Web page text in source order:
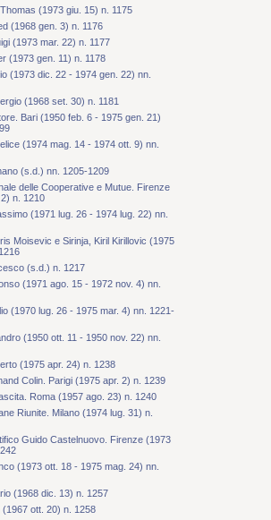
(1973 giu. 15) n. 1175
(1968 gen. 3) n. 1176
(1973 mar. 22) n. 1177
(1973 gen. 11) n. 1178
(1973 dic. 22 - 1974 gen. 22) nn.
(1968 set. 30) n. 1181
Bari (1950 feb. 6 - 1975 gen. 21)
(1974 mag. 14 - 1974 ott. 9) nn.
(s.d.) nn. 1205-1209
delle Cooperative e Mutue. Firenze
n. 1210
(1971 lug. 26 - 1974 lug. 22) nn.
Moisevic e Sirinja, Kiril Kirillovic (1975
(s.d.) n. 1217
(1971 ago. 15 - 1972 nov. 4) nn.
(1970 lug. 26 - 1975 mar. 4) nn. 1221-
(1950 ott. 11 - 1950 nov. 22) nn.
(1975 apr. 24) n. 1238
Colin. Parigi (1975 apr. 2) n. 1239
Roma (1957 ago. 23) n. 1240
Riunite. Milano (1974 lug. 31) n.
Guido Castelnuovo. Firenze (1973
(1973 ott. 18 - 1975 mag. 24) nn.
(1968 dic. 13) n. 1257
(1967 ott. 20) n. 1258